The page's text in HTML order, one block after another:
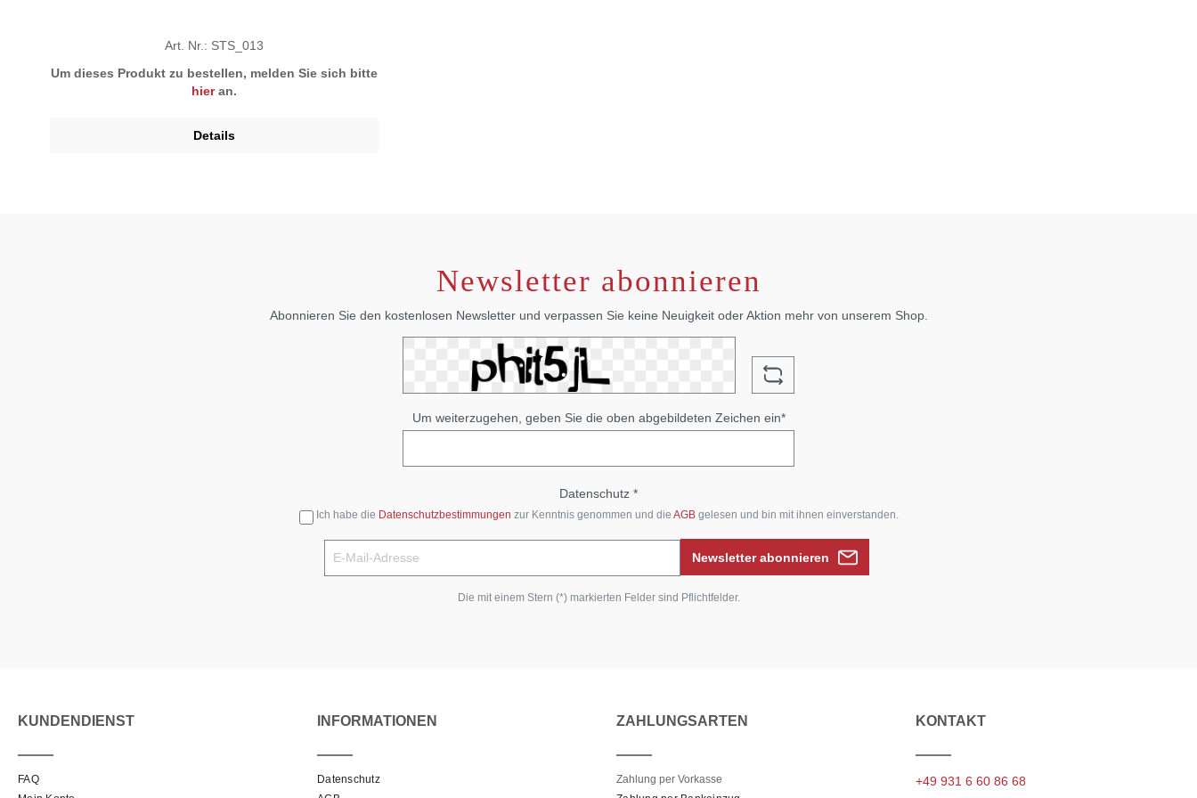
Art. Nr.: STS_013
Um dieses Produkt zu bestellen, melden Sie sich bitte
hieran.
Details
Newsletter abonnieren
Abonnieren Sie den kostenlosen Newsletter und verpassen Sie keine Neuigkeit oder Aktion mehr von unserem Shop.
Um weiterzugehen, geben Sie die oben abgebildeten Zeichen ein*
Datenschutz *
Ich habe die Datenschutzbestimmungen zur Kenntnis genommen und die AGBgelesen und bin mit ihnen einverstanden.
Newsletter abonnieren
Die mit einem Stern (*) markierten Felder sind Pflichtfelder.
KUNDENDIENST
FAQ
INFORMATIONEN
Datenschutz
ZAHLUNGSARTEN
Zahlung per Vorkasse
KONTAKT
+49 931 6 60 86 68